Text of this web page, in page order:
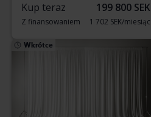
Kup teraz 199 800 SEK
Z finansowaniem 1 702 SEK/miesiąc
Wkrótce